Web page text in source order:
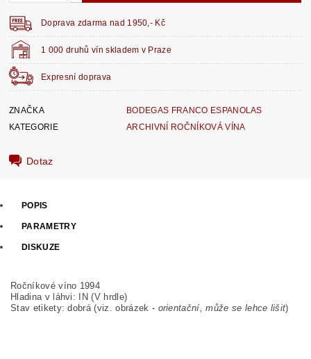
1 000 druhů vín skladem v Praze
Expresní doprava
Doprava zdarma nad 1950,- Kč
ZNAČKA
BODEGAS FRANCO ESPANOLAS
KATEGORIE
ARCHIVNÍ ROČNÍKOVÁ VÍNA
Dotaz
POPIS
PARAMETRY
DISKUZE
Ročníkové víno 1994
Hladina v láhvi: IN (V hrdle)
Stav etikety: dobrá(viz. obrázek - orientační, může se lehce lišit)